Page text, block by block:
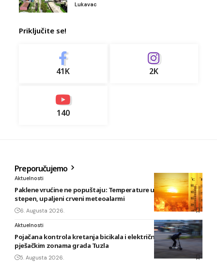
Lukavac
Priključite se!
41K 2K
140
Preporučujemo
Aktuelnosti
Paklene vrućine ne popuštaju: Temperature u BiH i do 41
stepen, upaljeni crveni meteoalarmi
6. Augusta 2026.
Aktuelnosti
Pojačana kontrola kretanja bicikala i električnih romobila u
pješačkim zonama grada Tuzla
5. Augusta 2026.